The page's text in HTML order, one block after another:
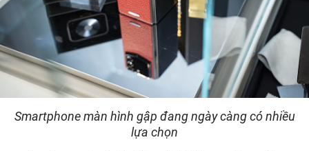
Smartphone màn hình gập đang ngày càng có nhiều
lựa chọn